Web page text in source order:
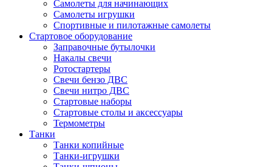
Самолеты для начинающих
Самолеты игрушки
Спортивные и пилотажные самолеты
Стартовое оборудование
Заправочные бутылочки
Накалы свечи
Ротостартеры
Свечи бензо ДВС
Свечи нитро ДВС
Стартовые наборы
Стартовые столы и аксессуары
Термометры
Танки
Танки копийные
Танки-игрушки